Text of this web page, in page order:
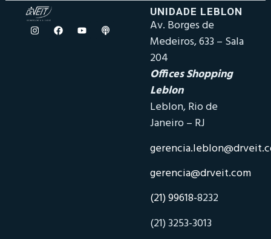
UNIDADE LEBLON
Av. Borges de
Medeiros, 633 – Sala
204
Offices Shopping
Leblon
Leblon, Rio de
Janeiro – RJ
gerencia@drveit.com
(21) 99618-8232
(21) 3253-3013